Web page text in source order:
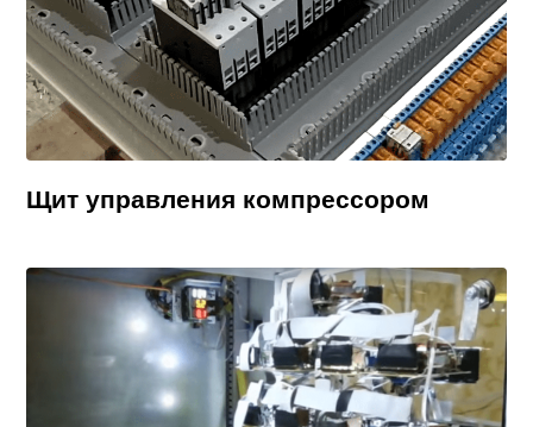
Щит управления компрессором